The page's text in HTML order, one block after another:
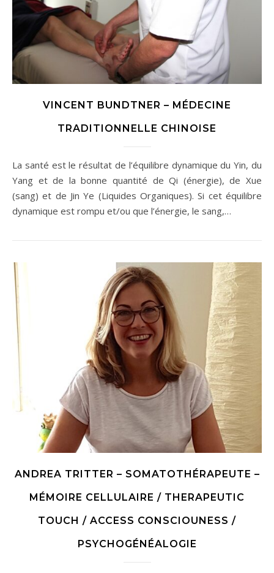
VINCENT BUNDTNER – MÉDECINE
TRADITIONNELLE CHINOISE
La santé est le résultat de l’équilibre dynamique du Yin, du
Yang et de la bonne quantité de Qi (énergie), de Xue
(sang) et de Jin Ye (Liquides Organiques). Si cet équilibre
dynamique est rompu et/ou que l’énergie, le sang,…
ANDREA TRITTER – SOMATOTHÉRAPEUTE –
MÉMOIRE CELLULAIRE / THERAPEUTIC
TOUCH / ACCESS CONSCIOUNESS /
PSYCHOGÉNÉALOGIE